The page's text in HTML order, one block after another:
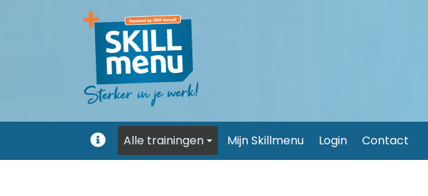
Uitleg
Alle trainingen Mijn Skillmenu Login Contact